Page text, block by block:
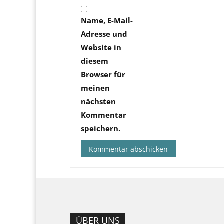
Name, E-Mail-
Adresse und
Website in
diesem
Browser für
meinen
nächsten
Kommentar
speichern.
ÜBER UNS